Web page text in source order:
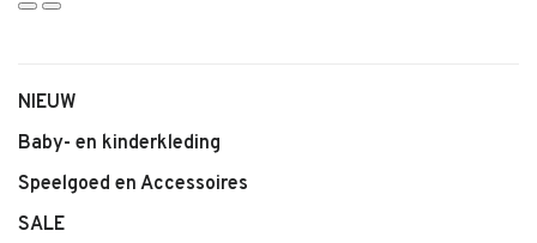
NIEUW
Baby- en kinderkleding
Speelgoed en Accessoires
SALE